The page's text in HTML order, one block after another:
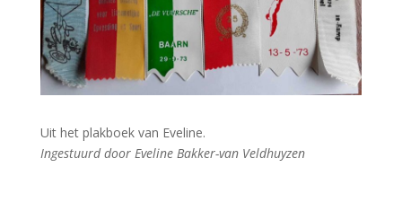
Uit het plakboek van Eveline.
Ingestuurd door Eveline Bakker-van Veldhuyzen